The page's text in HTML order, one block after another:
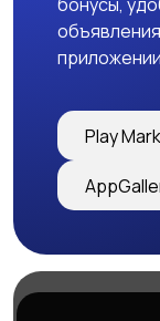
Play